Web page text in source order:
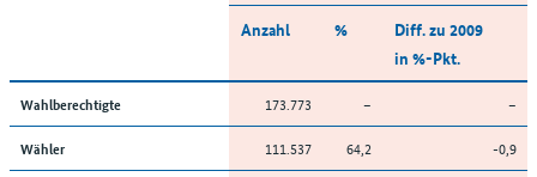
Anzahl %
Diff. zu 2009
in %-Pkt.
Wahlberechtigte 173.773 – –
Wähler 111.537 64,2 -0,9